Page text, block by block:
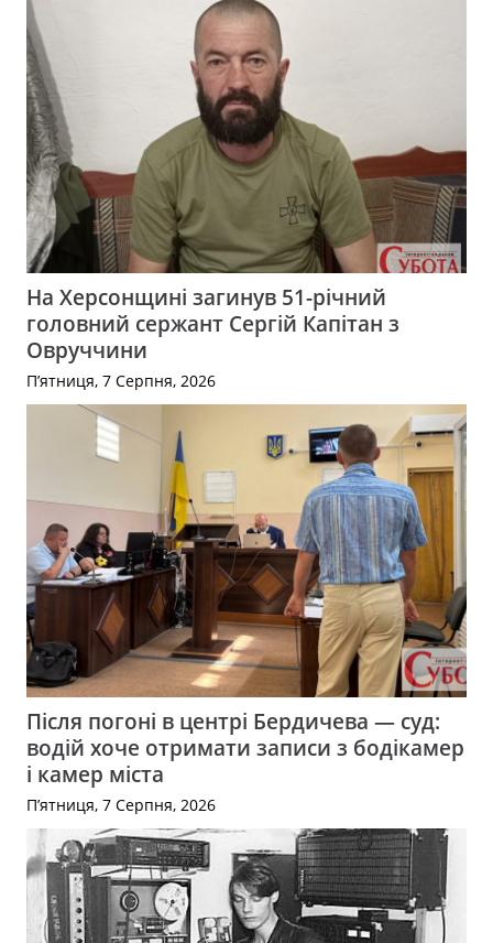
На Херсонщині загинув 51-річний
головний сержант Сергій Капітан з
Овруччини
П’ятниця, 7 Серпня, 2026
Після погоні в центрі Бердичева — суд:
водій хоче отримати записи з бодікамер
і камер міста
П’ятниця, 7 Серпня, 2026